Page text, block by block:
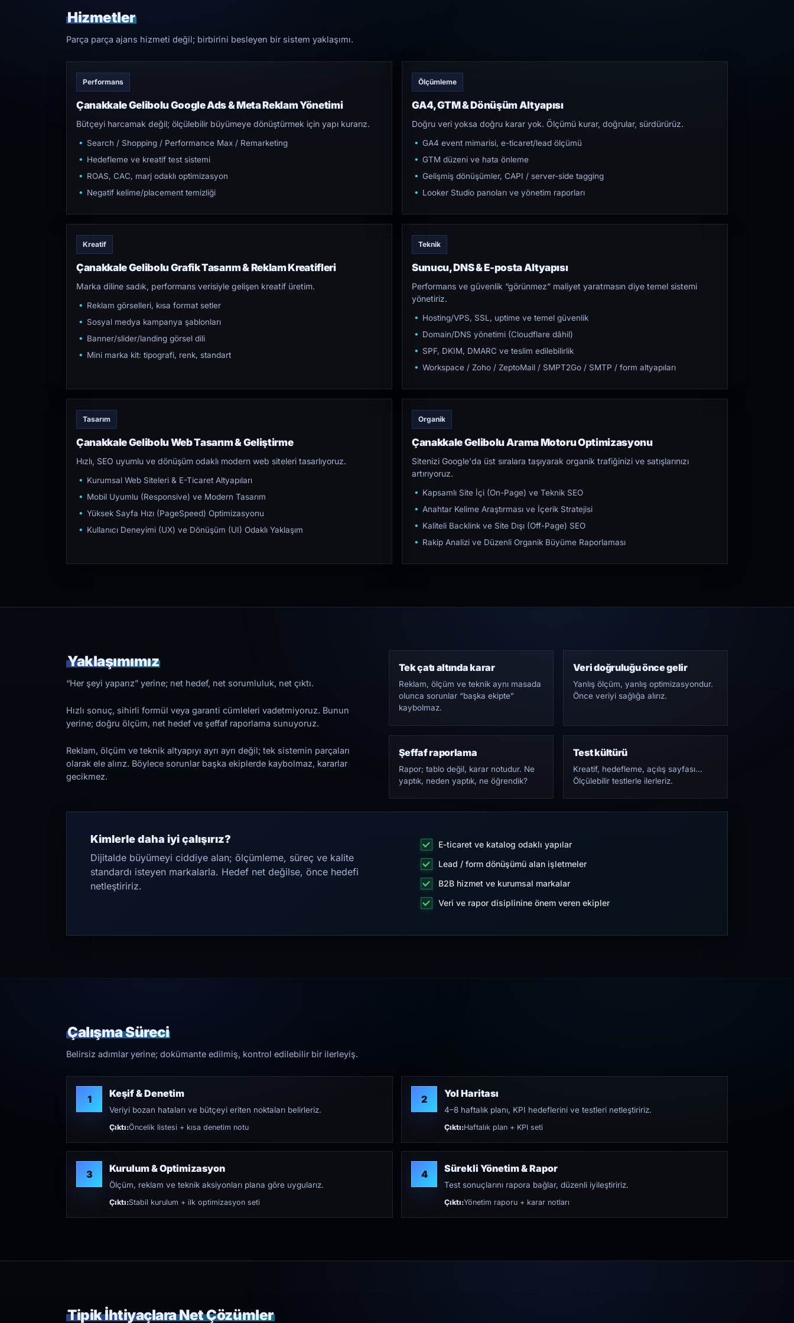
Hizmetler
Parça parça ajans hizmeti değil; birbirini besleyen bir sistem yaklaşımı.
Performans
Çanakkale Gelibolu Google Ads & Meta Reklam Yönetimi
Bütçeyi harcamak değil; ölçülebilir büyümeye dönüştürmek için yapı kurarız.
Search / Shopping / Performance Max / Remarketing
Hedefleme ve kreatif test sistemi
ROAS, CAC, marj odaklı optimizasyon
Negatif kelime/placement temizliği
Ölçümleme
GA4, GTM & Dönüşüm Altyapısı
Doğru veri yoksa doğru karar yok. Ölçümü kurar, doğrular, sürdürürüz.
GA4 event mimarisi, e-ticaret/lead ölçümü
GTM düzeni ve hata önleme
Gelişmiş dönüşümler, CAPI / server-side tagging
Looker Studio panoları ve yönetim raporları
Kreatif
Çanakkale Gelibolu Grafik Tasarım & Reklam Kreatifleri
Marka diline sadık, performans verisiyle gelişen kreatif üretim.
Reklam görselleri, kısa format setler
Sosyal medya kampanya şablonları
Banner/slider/landing görsel dili
Mini marka kit: tipografi, renk, standart
Teknik
Sunucu, DNS & E-posta Altyapısı
Performans ve güvenlik “görünmez” maliyet yaratmasın diye temel sistemi
yönetiriz.
Hosting/VPS, SSL, uptime ve temel güvenlik
Domain/DNS yönetimi (Cloudflare dâhil)
SPF, DKIM, DMARC ve teslim edilebilirlik
Workspace / Zoho / ZeptoMail / SMPT2Go / SMTP / form altyapıları
Tasarım
Çanakkale Gelibolu Web Tasarım & Geliştirme
Hızlı, SEO uyumlu ve dönüşüm odaklı modern web siteleri tasarlıyoruz.
Kurumsal Web Siteleri & E-Ticaret Altyapıları
Mobil Uyumlu (Responsive) ve Modern Tasarım
Yüksek Sayfa Hızı (PageSpeed) Optimizasyonu
Kullanıcı Deneyimi (UX) ve Dönüşüm (UI) Odaklı Yaklaşım
Organik
Çanakkale Gelibolu Arama Motoru Optimizasyonu
Sitenizi Google'da üst sıralara taşıyarak organik trafiğinizi ve satışlarınızı
artırıyoruz.
Kapsamlı Site İçi (On-Page) ve Teknik SEO
Anahtar Kelime Araştırması ve İçerik Stratejisi
Kaliteli Backlink ve Site Dışı (Off-Page) SEO
Rakip Analizi ve Düzenli Organik Büyüme Raporlaması
Yaklaşımımız
“Her şeyi yaparız” yerine; net hedef, net sorumluluk, net çıktı.
Hızlı sonuç, sihirli formül veya garanti cümleleri vadetmiyoruz. Bunun
yerine; doğru ölçüm, net hedef ve şeffaf raporlama sunuyoruz.
Reklam, ölçüm ve teknik altyapıyı ayrı ayrı değil; tek sistemin parçaları
olarak ele alırız. Böylece sorunlar başka ekiplerde kaybolmaz, kararlar
gecikmez.
Tek çatı altında karar
Reklam, ölçüm ve teknik aynı masada
olunca sorunlar “başka ekipte”
kaybolmaz.
Veri doğruluğu önce gelir
Yanlış ölçüm, yanlış optimizasyondur.
Önce veriyi sağlığa alırız.
Şeffaf raporlama
Rapor; tablo değil, karar notudur. Ne
yaptık, neden yaptık, ne öğrendik?
Test kültürü
Kreatif, hedefleme, açılış sayfası…
Ölçülebilir testlerle ilerleriz.
Kimlerle daha iyi çalışırız?
Dijitalde büyümeyi ciddiye alan; ölçümleme, süreç ve kalite
standardı isteyen markalarla. Hedef net değilse, önce hedefi
netleştiririz.
E-ticaret ve katalog odaklı yapılar
Lead / form dönüşümü alan işletmeler
B2B hizmet ve kurumsal markalar
Veri ve rapor disiplinine önem veren ekipler
Çalışma Süreci
Belirsiz adımlar yerine; dokümante edilmiş, kontrol edilebilir bir ilerleyiş.
1 Keşif & Denetim
Veriyi bozan hataları ve bütçeyi eriten noktaları belirleriz.
Çıktı:Öncelik listesi + kısa denetim notu
2 Yol Haritası
4–8 haftalık planı, KPI hedeflerini ve testleri netleştiririz.
Çıktı:Haftalık plan + KPI seti
3 Kurulum & Optimizasyon
Ölçüm, reklam ve teknik aksiyonları plana göre uygularız.
Çıktı:Stabil kurulum + ilk optimizasyon seti
4 Sürekli Yönetim & Rapor
Test sonuçlarını rapora bağlar, düzenli iyileştiririz.
Çıktı:Yönetim raporu + karar notları
Tipik İhtiyaçlara Net Çözümler